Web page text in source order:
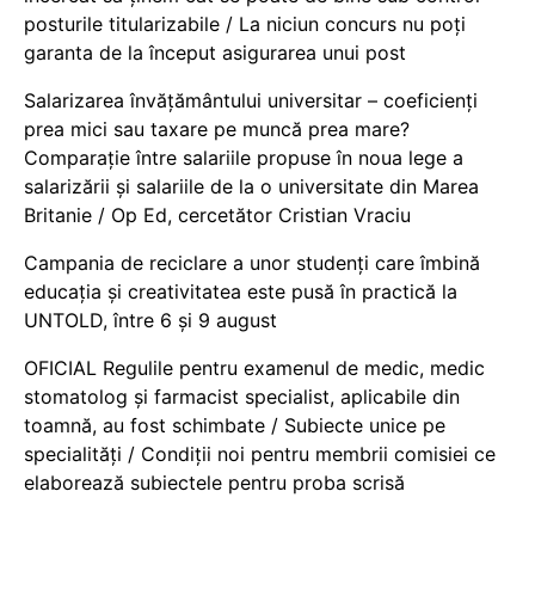
posturile titularizabile / La niciun concurs nu poți
garanta de la început asigurarea unui post
Salarizarea învățământului universitar – coeficienți
prea mici sau taxare pe muncă prea mare?
Comparație între salariile propuse în noua lege a
salarizării și salariile de la o universitate din Marea
Britanie / Op Ed, cercetător Cristian Vraciu
Campania de reciclare a unor studenți care îmbină
educația și creativitatea este pusă în practică la
UNTOLD, între 6 și 9 august
OFICIAL Regulile pentru examenul de medic, medic
stomatolog și farmacist specialist, aplicabile din
toamnă, au fost schimbate / Subiecte unice pe
specialități / Condiții noi pentru membrii comisiei ce
elaborează subiectele pentru proba scrisă